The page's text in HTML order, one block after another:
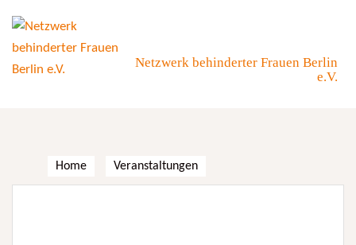
content
Netzwerk behinderter Frauen Berlin
e.V.
Home Veranstaltungen